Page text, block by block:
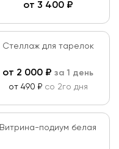
от 3 400₽
Стеллаж для тарелок
от 2 000 ₽ за 1 день
от 490 ₽ со 2го дня
Витрина-подиум белая